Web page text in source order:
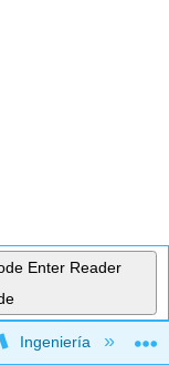
Enter Reader
global
Ingeniería